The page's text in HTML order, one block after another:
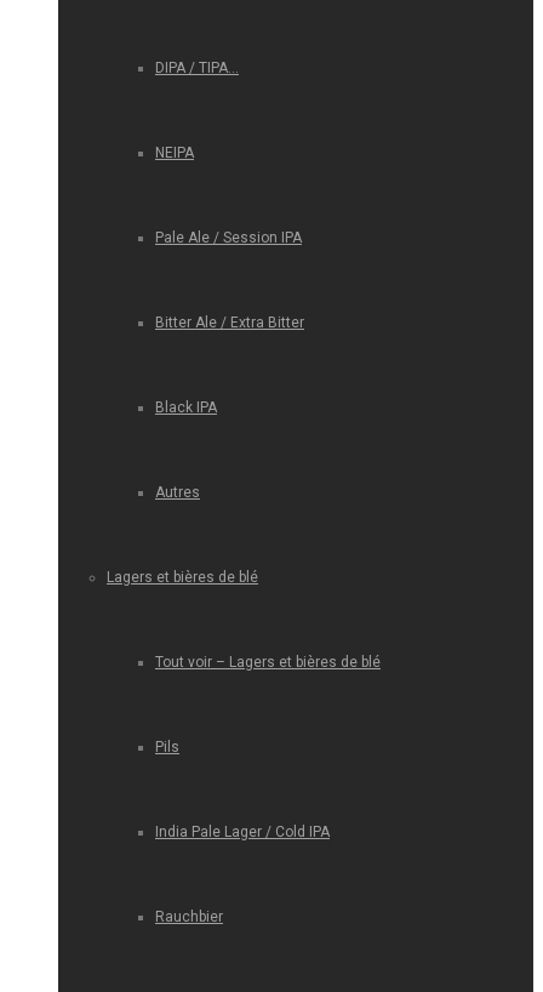
DIPA / TIPA…
NEIPA
Pale Ale / Session IPA
Bitter Ale / Extra Bitter
Black IPA
Autres
Lagers et bières de blé
Tout voir – Lagers et bières de blé
Pils
India Pale Lager / Cold IPA
Rauchbier